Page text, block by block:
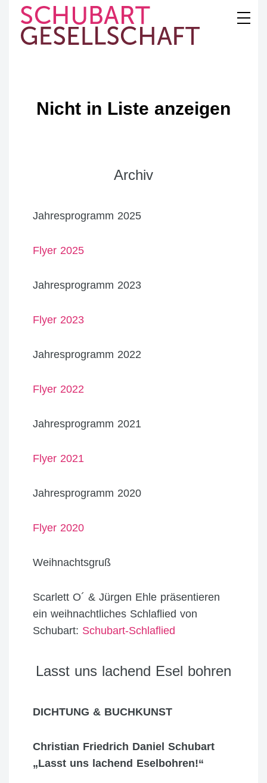
content
GESELLSCHAFT
Nicht in Liste anzeigen
Archiv
Jahresprogramm 2025
Flyer 2025
Jahresprogramm 2023
Flyer 2023
Jahresprogramm 2022
Flyer 2022
Jahresprogramm 2021
Flyer 2021
Jahresprogramm 2020
Flyer 2020
Weihnachtsgruß
Scarlett O´ & Jürgen Ehle präsentieren
ein weihnachtliches Schlaflied von
Schubart: Schubart-Schlaflied
Lasst uns lachend Esel bohren
DICHTUNG & BUCHKUNST
Christian Friedrich Daniel Schubart
„Lasst uns lachend Eselbohren!“